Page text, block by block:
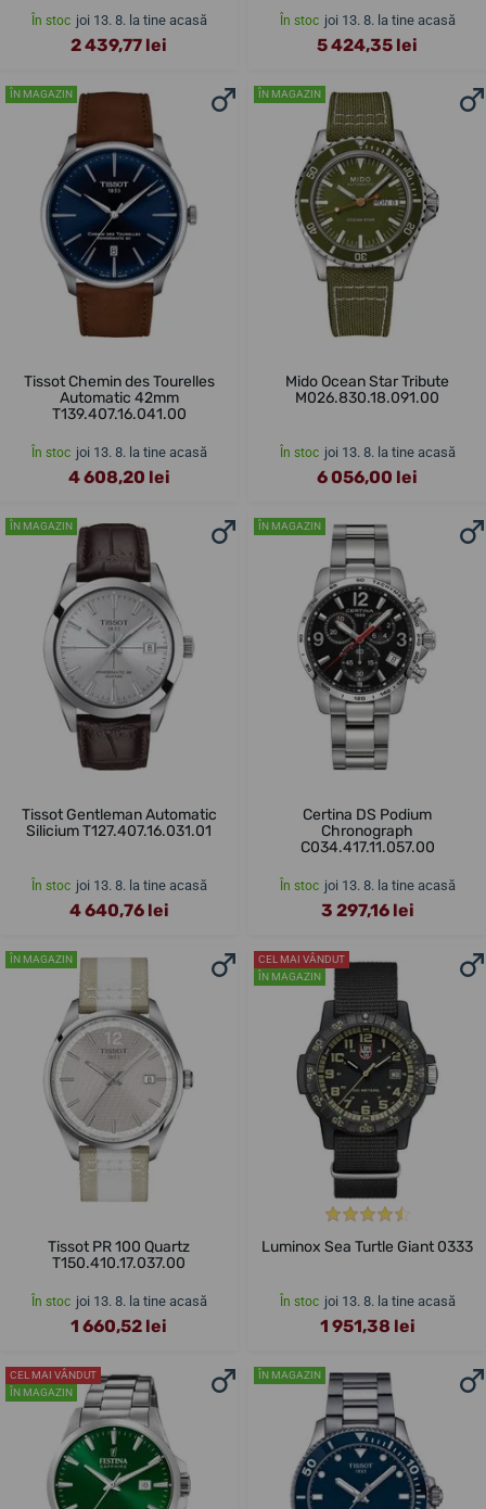
În stoc joi 13. 8. la tine acasă
2 439,77 lei
În stoc joi 13. 8. la tine acasă
5 424,35 lei
ÎN MAGAZIN
Tissot Chemin des Tourelles
Automatic 42mm
T139.407.16.041.00
În stoc joi 13. 8. la tine acasă
4 608,20 lei
ÎN MAGAZIN
Mido Ocean Star Tribute
M026.830.18.091.00
În stoc joi 13. 8. la tine acasă
6 056,00 lei
ÎN MAGAZIN
Tissot Gentleman Automatic
Silicium T127.407.16.031.01
În stoc joi 13. 8. la tine acasă
4 640,76 lei
ÎN MAGAZIN
Certina DS Podium
Chronograph
C034.417.11.057.00
În stoc joi 13. 8. la tine acasă
3 297,16 lei
ÎN MAGAZIN
Tissot PR 100 Quartz
T150.410.17.037.00
În stoc joi 13. 8. la tine acasă
1 660,52 lei
CEL MAI VÂNDUT
ÎN MAGAZIN
Luminox Sea Turtle Giant 0333
În stoc joi 13. 8. la tine acasă
1 951,38 lei
CEL MAI VÂNDUT
ÎN MAGAZIN
ÎN MAGAZIN